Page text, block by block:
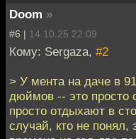
Doom »
#6 | 14.10.25 22:09
Кому: Sergaza, #2
> У мента на даче в
дюймов -- это просто
просто отдыхают в
случай, кто не